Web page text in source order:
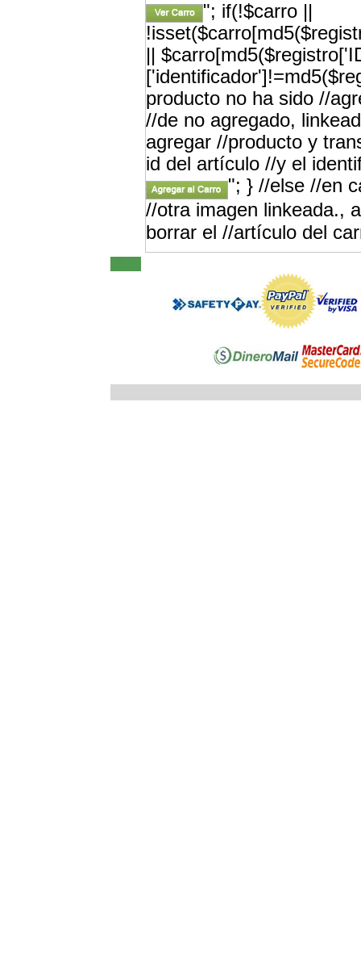
"; if(!$carro ||
||
producto no ha sido //
//de no agregado,
agregar //producto y
id del artículo //y el
"; } //else //en
//otra imagen linkeada.,
borrar el //artículo del